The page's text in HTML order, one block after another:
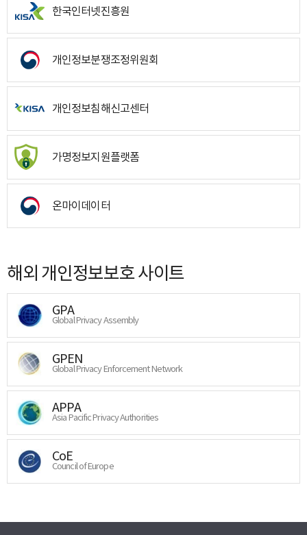
한국인터넷진흥원
개인정보분쟁조정위원회
개인정보침해신고센터
가명정보지원플랫폼
온마이데이터
해외 개인정보보호 사이트
GPA
Global Privacy Assembly
GPEN
Global Privacy Enforcement Network
APPA
Asia Pacific Privacy Authorities
CoE
Council of Europe